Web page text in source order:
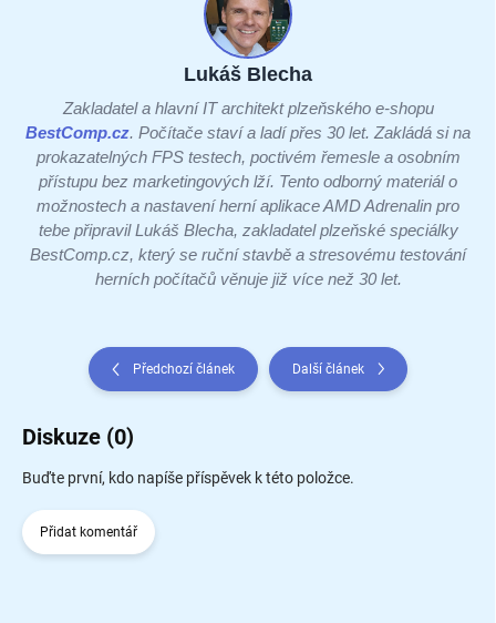
Lukáš Blecha
Zakladatel a hlavní IT architekt plzeňského e-shopu
BestComp.cz. Počítače staví a ladí přes 30 let. Zakládá si na
prokazatelných FPS testech, poctivém řemesle a osobním
přístupu bez marketingových lží. Tento odborný materiál o
možnostech a nastavení herní aplikace AMD Adrenalin pro
tebe připravil Lukáš Blecha, zakladatel plzeňské speciálky
BestComp.cz, který se ruční stavbě a stresovému testování
herních počítačů věnuje již více než 30 let.
Předchozí článek Další článek
Diskuze (0)
Buďte první, kdo napíše příspěvek k této položce.
Přidat komentář